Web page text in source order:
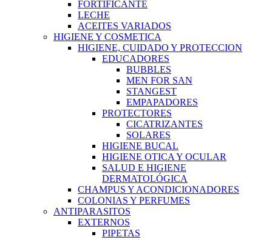
FORTIFICANTE
LECHE
ACEITES VARIADOS
HIGIENE Y COSMETICA
HIGIENE, CUIDADO Y PROTECCION
EDUCADORES
BUBBLES
MEN FOR SAN
STANGEST
EMPAPADORES
PROTECTORES
CICATRIZANTES
SOLARES
HIGIENE BUCAL
HIGIENE OTICA Y OCULAR
SALUD E HIGIENE
DERMATOLÓGICA
CHAMPUS Y ACONDICIONADORES
COLONIAS Y PERFUMES
ANTIPARASITOS
EXTERNOS
PIPETAS